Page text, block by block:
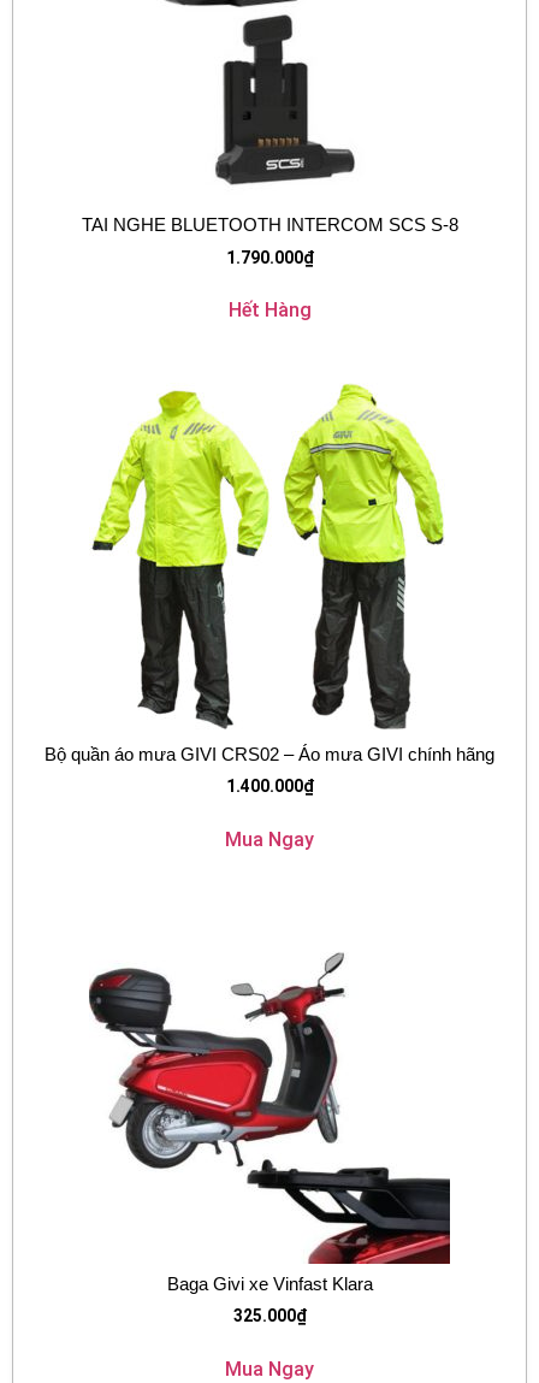
TAI NGHE BLUETOOTH INTERCOM SCS S-8
1.790.000₫
Hết Hàng
Bộ quần áo mưa GIVI CRS02 – Áo mưa GIVI chính hãng
1.400.000₫
Mua Ngay
Baga Givi xe Vinfast Klara
325.000₫
Mua Ngay